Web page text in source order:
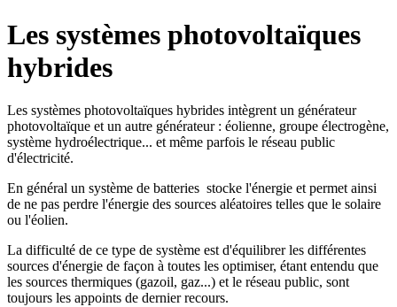
Les systèmes photovoltaïques
hybrides
Les systèmes photovoltaïques hybrides intègrent un générateur
photovoltaïque et un autre générateur : éolienne, groupe électrogène,
système hydroélectrique... et même parfois le réseau public
d'électricité.
En général un système de batteries stocke l'énergie et permet ainsi
de ne pas perdre l'énergie des sources aléatoires telles que le solaire
ou l'éolien.
La difficulté de ce type de système est d'équilibrer les différentes
sources d'énergie de façon à toutes les optimiser, étant entendu que
les sources thermiques (gazoil, gaz...) et le réseau public, sont
toujours les appoints de dernier recours.